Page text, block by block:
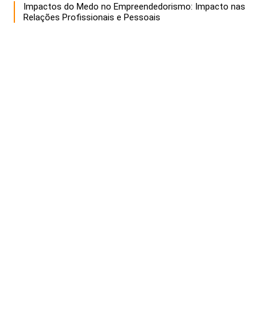
Impactos do Medo no Empreendedorismo: Impacto nas
Relações Profissionais e Pessoais